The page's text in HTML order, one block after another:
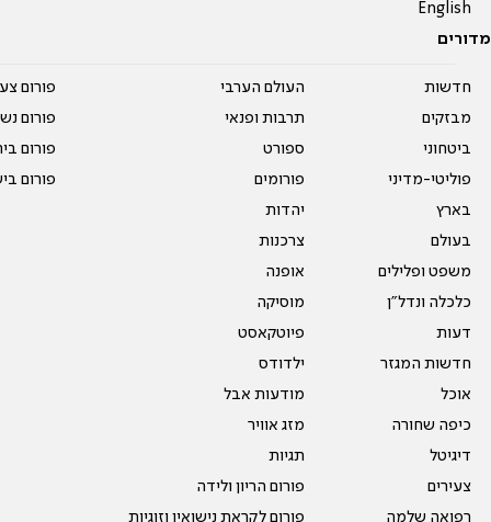
English
מדורים
חדשות
מבזקים
ביטחוני
פוליטי-מדיני
בארץ
בעולם
משפט ופלילים
כלכלה ונדל"ן
דעות
חדשות המגזר
אוכל
כיפה שחורה
דיגיטל
צעירים
רפואה שלמה
העולם הערבי
תרבות ופנאי
ספורט
פורומים
יהדות
צרכנות
אופנה
מוסיקה
פיוטקאסט
ילדודס
מודעות אבל
מזג אוויר
תגיות
פורום הריון ולידה
פורום לקראת נישואין וזוגיות
פורום
פורום
פורום
פורום